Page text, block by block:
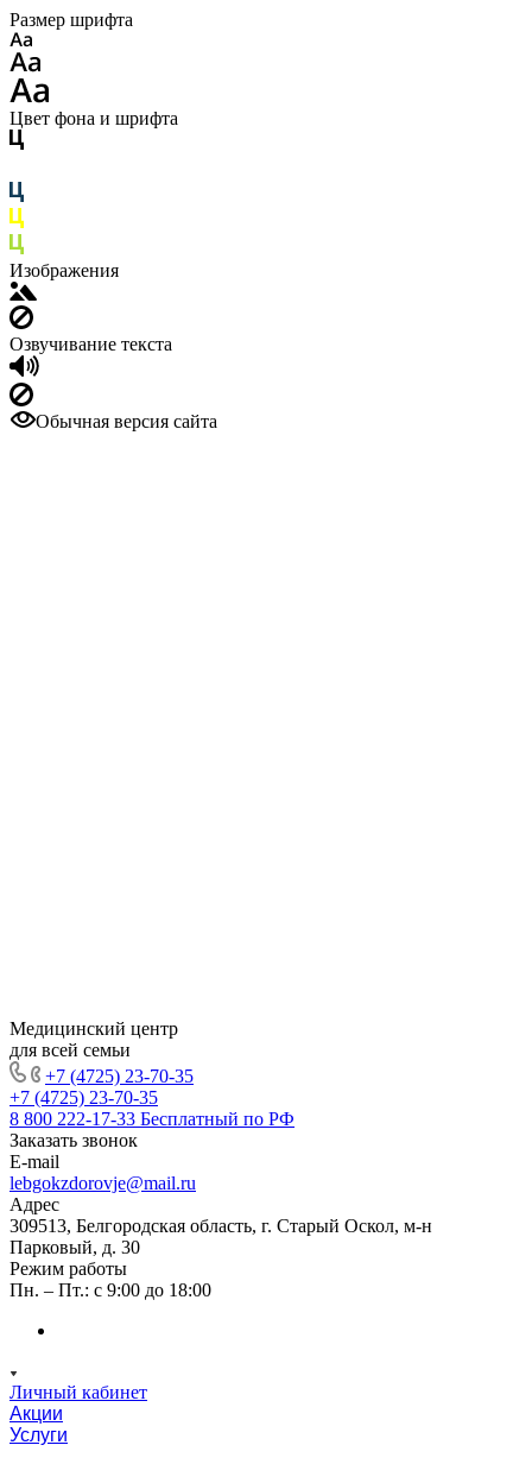
Размер шрифта
Цвет фона и шрифта
Изображения
Озвучивание текста
Обычная версия сайта
Медицинский центр
для всей семьи
+7 (4725) 23-70-35
+7 (4725) 23-70-35
8 800 222-17-33 Бесплатный по РФ
Заказать звонок
E-mail
lebgokzdorovje@mail.ru
Адрес
309513, Белгородская область, г. Старый Оскол, м-н
Парковый, д. 30
Режим работы
Пн. – Пт.: с 9:00 до 18:00
Личный кабинет
Акции
Услуги